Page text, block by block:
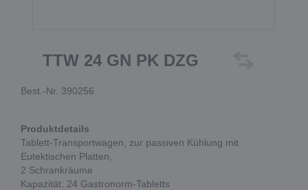
TTW 24 GN PK DZG
Best.-Nr. 390256
Produktdetails
Tablett-Transportwagen, zur passiven Kühlung mit
Eutektischen Platten,
2 Schrankräume
Kapazität: 24 Gastronorm-Tabletts